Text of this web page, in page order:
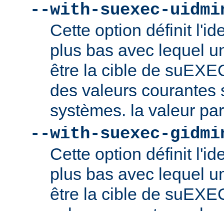
--with-suexec-
Cette option définit
plus bas avec lequel
être la cible de
des valeurs courantes
systèmes. la valeur
--with-suexec-
Cette option définit
plus bas avec lequel
être la cible de